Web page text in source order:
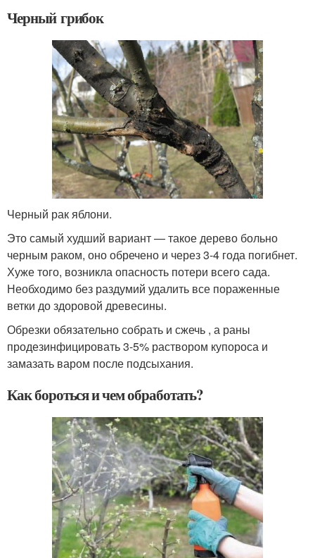
Черный грибок
Черный рак яблони.
Это самый худший вариант — такое дерево больно
черным раком, оно обречено и через 3-4 года погибнет.
Хуже того, возникла опасность потери всего сада.
Необходимо без раздумий удалить все пораженные
ветки до здоровой древесины.
Обрезки обязательно собрать и сжечь , а раны
продезинфицировать 3-5% раствором купороса и
замазать варом после подсыхания.
Как бороться и чем обработать?